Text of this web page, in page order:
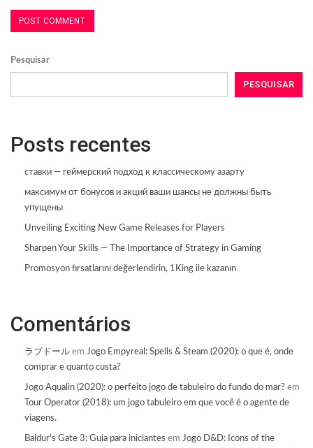
Pesquisar
PESQUISAR
Posts recentes
ставки — геймерский подход к классическому азарту
максимум от бонусов и акций ваши шансы не должны быть
упущены
Unveiling Exciting New Game Releases for Players
Sharpen Your Skills — The Importance of Strategy in Gaming
Promosyon fırsatlarını değerlendirin, 1King ile kazanın
Comentários
ラブドール em Jogo Empyreal: Spells & Steam (2020): o que é, onde
comprar e quanto custa?
Jogo Aqualin (2020): o perfeito jogo de tabuleiro do fundo do mar? em
Tour Operator (2018): um jogo tabuleiro em que você é o agente de
viagens.
Baldur's Gate 3: Guia para iniciantes em Jogo D&D: Icons of the